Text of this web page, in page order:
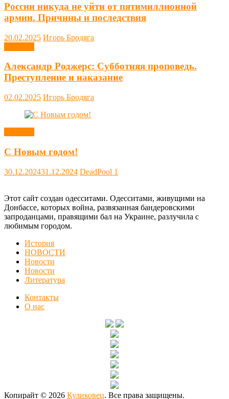
России никуда не уйти от пятимиллионной
армии. Причины и последствия
20.02.2025 Игорь Бродяга
Александр Роджерс: Субботняя проповедь.
Преступление и наказание
02.02.2025 Игорь Бродяга
С Новым годом!
30.12.202431.12.2024 DeadPool 1
Этот сайт создан одесситами. Одесситами, живущими на
Донбассе, которых война, развязанная бандеровскими
запроданцами, правящими бал на Украине, разлучила с
любимым городом.
История
НОВОСТИ
Новости
Новости
Литература
Контакты
О нас
Копирайт © 2026 Куликовец. Все права защищены.